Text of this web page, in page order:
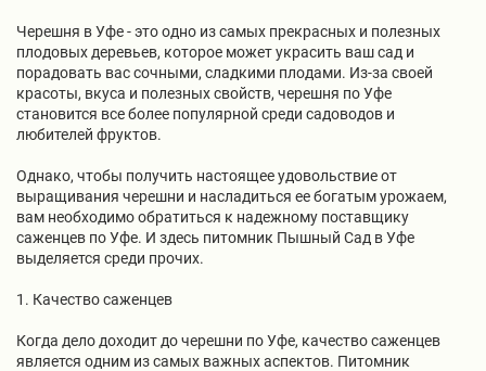
Черешня в Уфе - это одно из самых прекрасных и полезных
плодовых деревьев, которое может украсить ваш сад и
порадовать вас сочными, сладкими плодами. Из-за своей
красоты, вкуса и полезных свойств, черешня по Уфе
становится все более популярной среди садоводов и
любителей фруктов.
Однако, чтобы получить настоящее удовольствие от
выращивания черешни и насладиться ее богатым урожаем,
вам необходимо обратиться к надежному поставщику
саженцев по Уфе. И здесь питомник Пышный Сад в Уфе
выделяется среди прочих.
1. Качество саженцев
Когда дело доходит до черешни по Уфе, качество саженцев
является одним из самых важных аспектов. Питомник